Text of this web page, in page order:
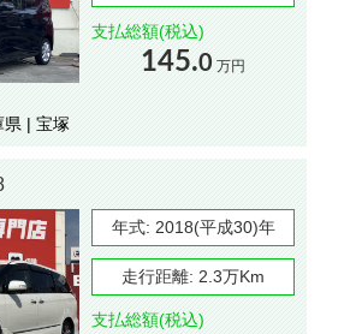
支払総額(税込)
145.0 万円
県 | 宝塚
年式: 2018(平成30)年
走行距離: 2.3万Km
支払総額(税込)